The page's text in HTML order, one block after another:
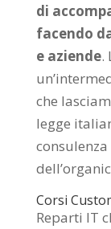
di
facendo
e aziende.
che
legge
Corsi
Reparti IT